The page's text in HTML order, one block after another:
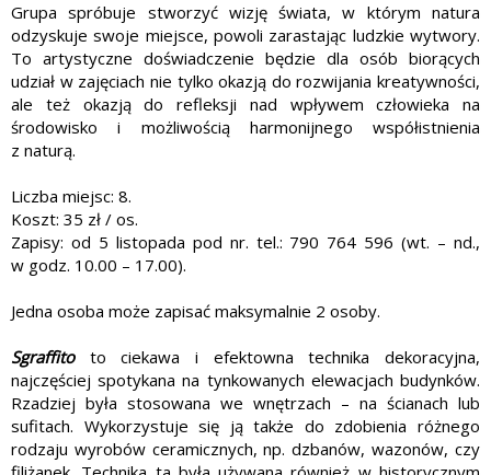
Grupa spróbuje stworzyć wizję świata, w którym natura
odzyskuje swoje miejsce, powoli zarastając ludzkie wytwory.
To artystyczne doświadczenie będzie dla osób biorących
udział w zajęciach nie tylko okazją do rozwijania kreatywności,
ale też okazją do refleksji nad wpływem człowieka na
środowisko i możliwością harmonijnego współistnienia
z naturą.
Liczba miejsc: 8.
Koszt: 35 zł / os.
Zapisy: od 5 listopada pod nr. tel.: 790 764 596 (wt. – nd.,
w godz. 10.00 – 17.00).
Jedna osoba może zapisać maksymalnie 2 osoby.
Sgraffitoto ciekawa i efektowna technika dekoracyjna,
najczęściej spotykana na tynkowanych elewacjach budynków.
Rzadziej była stosowana we wnętrzach – na ścianach lub
sufitach. Wykorzystuje się ją także do zdobienia różnego
rodzaju wyrobów ceramicznych, np. dzbanów, wazonów, czy